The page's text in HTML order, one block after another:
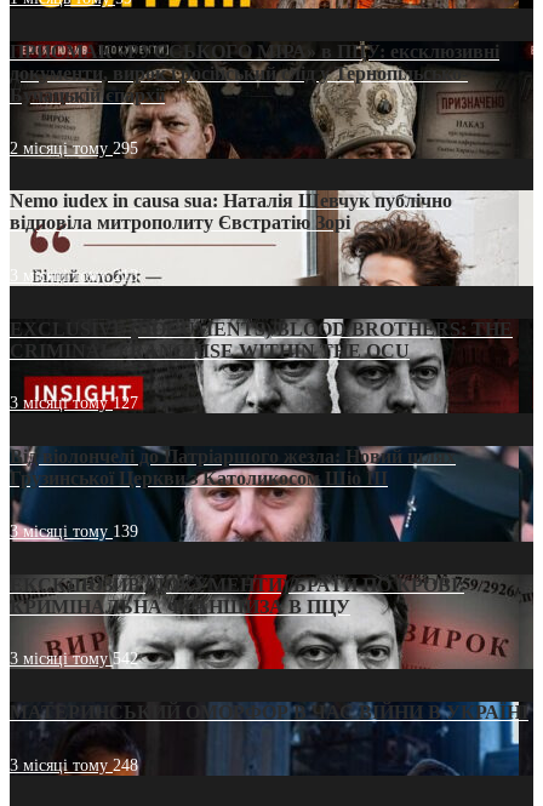
ПРИСМАК «РУССЬКОГО МІРА» в ПЦУ: ексклюзивні
документи, вирок і російський слід у Тернопільсько-
Бучацькій єпархії
2 місяці тому 295
Nemo iudex in causa sua: Наталія Шевчук публічно
відповіла митрополиту Євстратію Зорі
3 місяці тому213
EXCLUSIVE (DOCUMENTS)/BLOOD BROTHERS: THE
CRIMINAL FRANCHISE WITHIN THE OCU
3 місяці тому127
Від віолончелі до Патріаршого жезла: Новий шлях
Грузинської Церкви з Католикосом Шіо III
3 місяці тому 139
ЕКСКЛЮЗИВ (ДОКУМЕНТИ)/БРАТИ ПО КРОВІ:
КРИМІНАЛЬНА ФРАНШИЗА В ПЦУ
3 місяці тому542
МАТЕРИНСЬКИЙ ОМОРФОР В ЧАС ВІЙНИ В УКРАЇНІ
3 місяці тому248